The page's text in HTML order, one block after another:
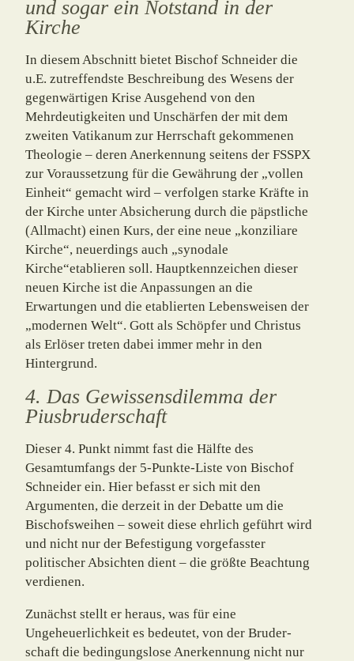
und sogar ein Notstand in der
Kirche
In diesem Abschnitt bietet Bischof Schneider die
u.E. zutreffendste Beschreibung des Wesens der
gegenwärtigen Krise Ausgehend von den
Mehrdeutigkeiten und Unschärfen der mit dem
zweiten Vatikanum zur Herrschaft gekommenen
Theologie – deren Aner­ken­nung seitens der FSSPX
zur Voraussetzung für die Gewährung der „vollen
Einheit“ gemacht wird – verfolgen starke Kräfte in
der Kirche unter Absicherung durch die päpst­liche
(Allmacht) einen Kurs, der eine neue „konziliare
Kirche“, neuerdings auch „synodale
Kirche“etablieren soll. Hauptkennzeichen dieser
neuen Kirche ist die Anpassungen an die
Erwartungen und die etablierten Lebensweisen der
„modernen Welt“. Gott als Schöp­fer und Christus
als Erlöser treten dabei immer mehr in den
Hintergrund.
4. Das Gewissensdilemma der
Piusbruderschaft
Dieser 4. Punkt nimmt fast die Hälfte des
Gesamtumfangs der 5-Punkte-Liste von Bi­schof
Schneider ein. Hier befasst er sich mit den
Argumenten, die derzeit in der Debatte um die
Bischofsweihen – soweit diese ehrlich geführt wird
und nicht nur der Befestigung vorgefasster
politischer Absichten dient – die größte Beachtung
verdienen.
Zunächst stellt er heraus, was für eine
Ungeheuerlichkeit es bedeutet, von der Bruder­
schaft die bedingungslose Anerkennung nicht nur